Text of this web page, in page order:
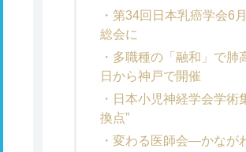
第34回日本乳癌学会6
総会に
多職種の「融和」で
日から神戸で開催
日本小児神経学会学
換点”
変わる医師会―かなが